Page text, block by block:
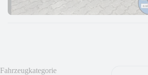
Fahrzeugkategorie